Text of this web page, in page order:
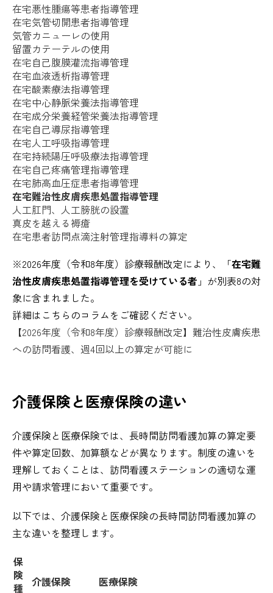
在宅悪性腫瘍等患者指導管理
在宅気管切開患者指導管理
気管カニューレの使用
留置カテーテルの使用
在宅自己腹膜灌流指導管理
在宅血液透析指導管理
在宅酸素療法指導管理
在宅中心静脈栄養法指導管理
在宅成分栄養経管栄養法指導管理
在宅自己導尿指導管理
在宅人工呼吸指導管理
在宅持続陽圧呼吸療法指導管理
在宅自己疼痛管理指導管理
在宅肺高血圧症患者指導管理
在宅難治性皮膚疾患処置指導管理
人工肛門、人工膀胱の設置
真皮を越える褥瘡
在宅患者訪問点滴注射管理指導料の算定
※2026年度（令和8年度）診療報酬改定により、「在宅難
治性皮膚疾患処置指導管理を受けている者 」が別表8の対
象に含まれました。
詳細はこちらのコラムをご確認ください。
【2026年度（令和8年度）診療報酬改定】難治性皮膚疾患
への訪問看護、週4回以上の算定が可能に
介護保険と医療保険の違い
介護保険と医療保険では、長時間訪問看護加算の算定要
件や算定回数、加算額などが異なります。制度の違いを
理解しておくことは、訪問看護ステーションの適切な運
用や請求管理において重要です。
以下では、介護保険と医療保険の長時間訪問看護加算の
主な違いを整理します。
保
険
種
介護保険 医療保険